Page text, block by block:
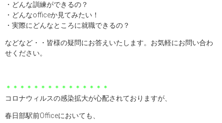
・どんな訓練ができるの？
・どんなofficeか見てみたい！
・実際にどんなところに就職できるの？
などなど・・皆様の疑問にお答えいたします。お気軽にお問い合わ
せください。
＊＊＊＊＊＊＊＊＊＊＊＊＊＊＊
コロナウィルスの感染拡大が心配されておりますが、
春日部駅前Officeにおいても、